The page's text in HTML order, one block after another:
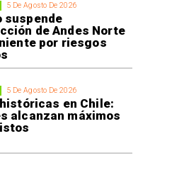
5 De Agosto De 2026
suspende
de Andes Norte
por riesgos
5 De Agosto De 2026
en Chile:
alcanzan máximos